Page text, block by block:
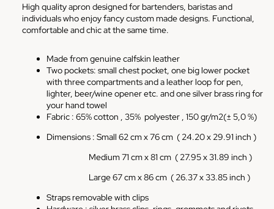
High quality apron designed for bartenders, baristas and
individuals who enjoy fancy custom made designs. Functional,
comfortable and chic at the same time.
Made from genuine calfskin leather
Two pockets: small chest pocket, one big lower pocket
with three compartments and a leather loop for pen,
lighter, beer/wine opener etc. and one silver brass ring for
your hand towel
Fabric : 65% cotton , 35% polyester , 150 gr/m2(± 5,0 %)
Dimensions : Small 62 cm x 76 cm ( 24.20 x 29.91 inch )
Medium 71 cm x 81 cm ( 27.95 x 31.89 inch )
Large 67 cm x 86 cm ( 26.37 x 33.85 inch )
Straps removable with clips